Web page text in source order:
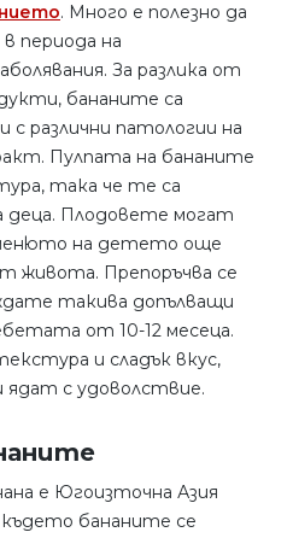
. Много е полезно да
периода на
За разлика от
бананите са
с различни патологии на
Пулпата на бананите
така че те са
деца. Плодовете могат
на детето още
живота. Препоръчва се
такива допълващи
от 10-12 месеца.
и сладък вкус,
ядат с удоволствие.
е Югоизточна Азия
където бананите се